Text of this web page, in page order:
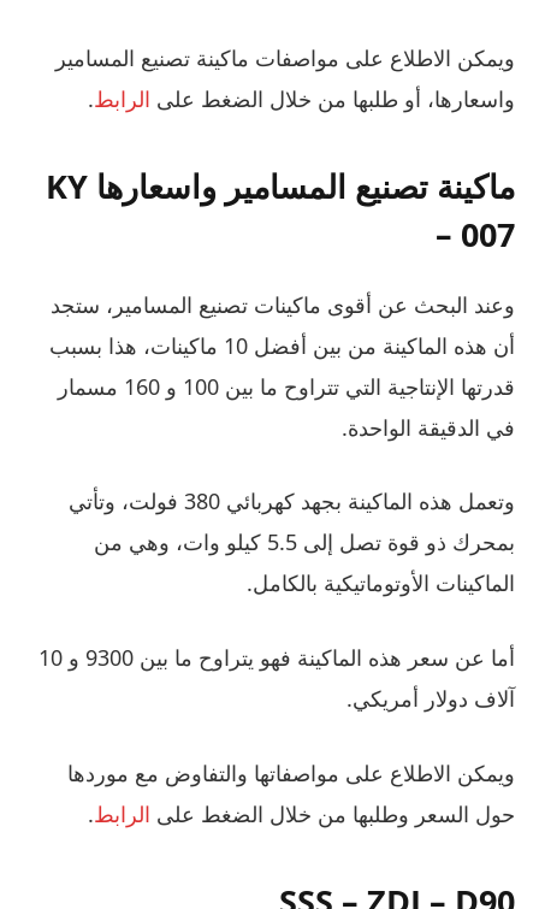
ويمكن الاطلاع على مواصفات ماكينة تصنيع المسامير
واسعارها، أو طلبها من خلال الضغط على الرابط.
ماكينة تصنيع المسامير واسعارها KY
– 007
وعند البحث عن أقوى ماكينات تصنيع المسامير، ستجد
أن هذه الماكينة من بين أفضل 10 ماكينات، هذا بسبب
قدرتها الإنتاجية التي تتراوح ما بين 100 و 160 مسمار
في الدقيقة الواحدة.
وتعمل هذه الماكينة بجهد كهربائي 380 فولت، وتأتي
بمحرك ذو قوة تصل إلى 5.5 كيلو وات، وهي من
الماكينات الأوتوماتيكية بالكامل.
أما عن سعر هذه الماكينة فهو يتراوح ما بين 9300 و 10
آلاف دولار أمريكي.
ويمكن الاطلاع على مواصفاتها والتفاوض مع موردها
حول السعر وطلبها من خلال الضغط على الرابط.